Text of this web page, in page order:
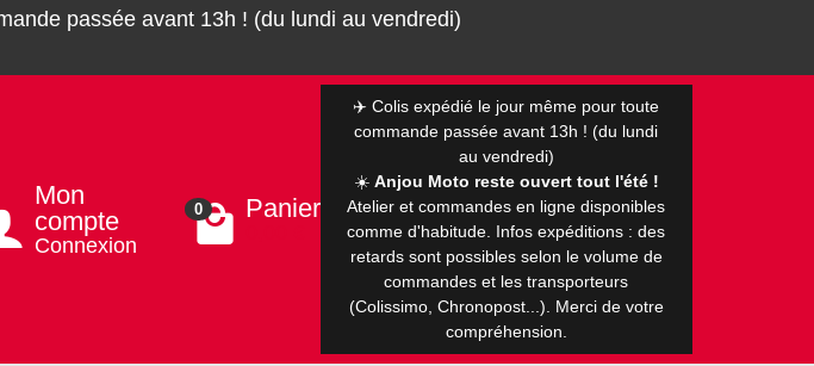
passée avant 13h ! (du lundi au vendredi)
Mon
compte
Connexion
0 Panier
✈️ Colis expédié le jour même pour toute
commande passée avant 13h ! (du lundi
au vendredi)
☀️ Anjou Moto reste ouvert tout l'été !
Atelier et commandes en ligne disponibles
comme d'habitude. Infos expéditions : des
retards sont possibles selon le volume de
commandes et les transporteurs
(Colissimo, Chronopost...). Merci de votre
compréhension.